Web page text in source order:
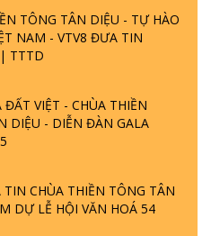
TÔNG TÂN DIỆU - TỰ HÀO
NAM - VTV8 ĐƯA TIN
TTTD
ĐẤT VIỆT - CHÙA THIỀN
DIỆU - DIỄN ĐÀN GALA
CHÙA THIỀN TÔNG TÂN
DỰ LỄ HỘI VĂN HOÁ 54